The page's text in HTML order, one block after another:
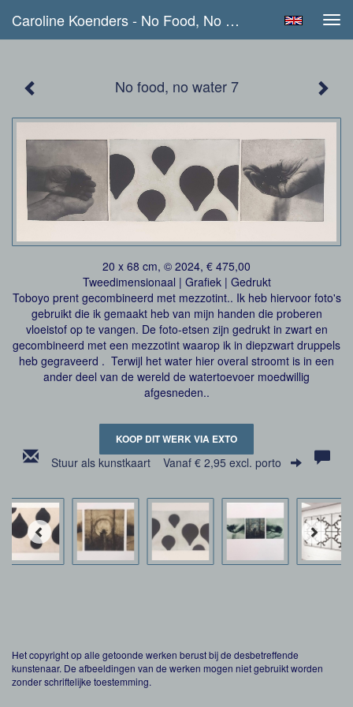
Caroline Koenders - No Food, No Water 7
No food, no water 7
20 x 68 cm, © 2024, € 475,00
Tweedimensionaal | Grafiek | Gedrukt
Toboyo prent gecombineerd met mezzotint.. Ik heb hiervoor foto's
gebruikt die ik gemaakt heb van mijn handen die proberen
vloeistof op te vangen. De foto-etsen zijn gedrukt in zwart en
gecombineerd met een mezzotint waarop ik in diepzwart druppels
heb gegraveerd . Terwijl het water hier overal stroomt is in een
ander deel van de wereld de watertoevoer moedwillig
afgesneden..
KOOP DIT WERK VIA EXTO
Stuur als kunstkaart Vanaf € 2,95 excl. porto
Het copyright op alle getoonde werken berust bij de desbetreffende
kunstenaar. De afbeeldingen van de werken mogen niet gebruikt worden
zonder schriftelijke toestemming.